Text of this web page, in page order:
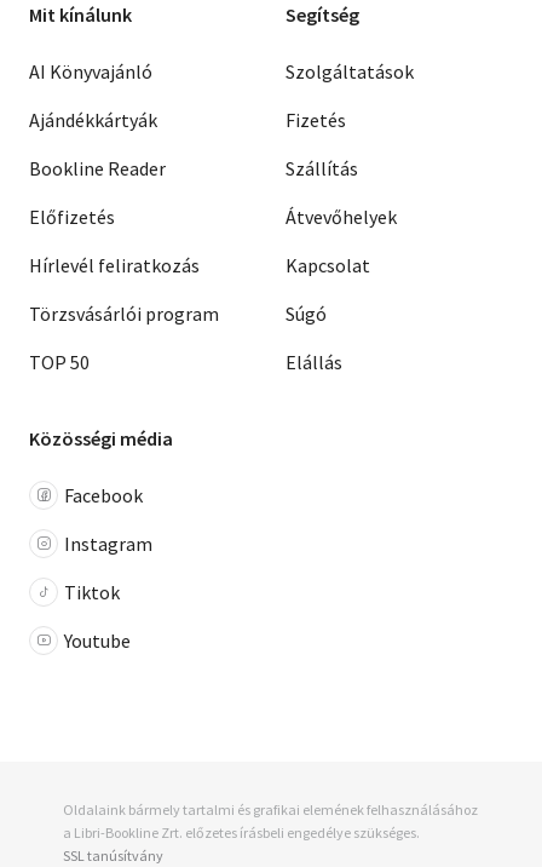
Mit kínálunk
AI Könyvajánló
Ajándékkártyák
Bookline Reader
Előfizetés
Hírlevél feliratkozás
Törzsvásárlói program
TOP 50
Segítség
Szolgáltatások
Fizetés
Szállítás
Átvevőhelyek
Kapcsolat
Súgó
Elállás
Közösségi média
Facebook
Instagram
Tiktok
Youtube
Oldalaink bármely tartalmi és grafikai elemének felhasználásához
a Libri-Bookline Zrt. előzetes írásbeli engedélye szükséges.
SSL tanúsítvány